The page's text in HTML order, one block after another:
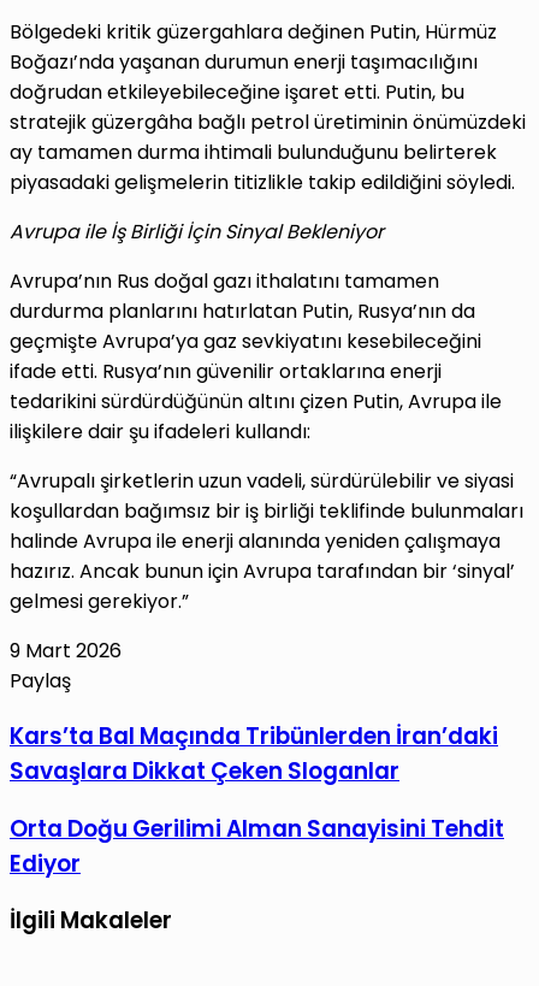
Bölgedeki kritik güzergahlara değinen Putin, Hürmüz
Boğazı’nda yaşanan durumun enerji taşımacılığını
doğrudan etkileyebileceğine işaret etti. Putin, bu
stratejik güzergâha bağlı petrol üretiminin önümüzdeki
ay tamamen durma ihtimali bulunduğunu belirterek
piyasadaki gelişmelerin titizlikle takip edildiğini söyledi.
Avrupa ile İş Birliği İçin Sinyal Bekleniyor
Avrupa’nın Rus doğal gazı ithalatını tamamen
durdurma planlarını hatırlatan Putin, Rusya’nın da
geçmişte Avrupa’ya gaz sevkiyatını kesebileceğini
ifade etti. Rusya’nın güvenilir ortaklarına enerji
tedarikini sürdürdüğünün altını çizen Putin, Avrupa ile
ilişkilere dair şu ifadeleri kullandı:
“Avrupalı şirketlerin uzun vadeli, sürdürülebilir ve siyasi
koşullardan bağımsız bir iş birliği teklifinde bulunmaları
halinde Avrupa ile enerji alanında yeniden çalışmaya
hazırız. Ancak bunun için Avrupa tarafından bir ‘sinyal’
gelmesi gerekiyor.”
9 Mart 2026
Paylaş
Posta
ile
Kars’ta
Bal
Maçında
Tribünlerden
İran’daki
Savaşlara
Dikkat
Çeken
Kars’ta Bal Maçında Tribünlerden İran’daki
Savaşlara Dikkat Çeken Sloganlar
Orta
Doğu
Gerilimi
Alman
Orta Doğu Gerilimi Alman Sanayisini Tehdit
Ediyor
İlgili Makaleler